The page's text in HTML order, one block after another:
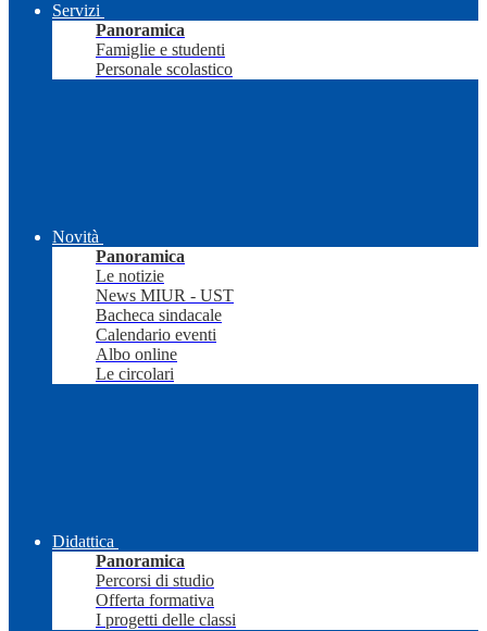
Servizi
Panoramica
Famiglie e studenti
Personale scolastico
Novità
Panoramica
Le notizie
News MIUR - UST
Bacheca sindacale
Calendario eventi
Albo online
Le circolari
Didattica
Panoramica
Percorsi di studio
Offerta formativa
I progetti delle classi